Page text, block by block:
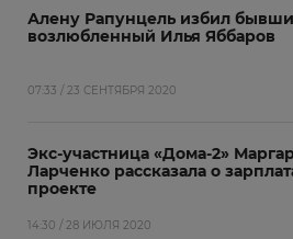
Алену Рапунцель избил
возлюбленный Илья Яббаров
07:33 / 23 СЕНТЯБРЯ 2020
Экс-участница «Дома-2»
Ларченко рассказала о
проекте
14:30 / 28 ИЮЛЯ 2020